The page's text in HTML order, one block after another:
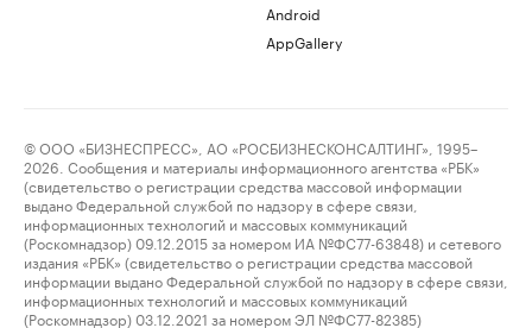
Android
AppGallery
© ООО «БИЗНЕСПРЕСС», АО «РОСБИЗНЕСКОНСАЛТИНГ», 1995–
2026. Сообщения и материалы информационного агентства «РБК»
(свидетельство о регистрации средства массовой информации
выдано Федеральной службой по надзору в сфере связи,
информационных технологий и массовых коммуникаций
(Роскомнадзор) 09.12.2015 за номером ИА №ФС77-63848) и сетевого
издания «РБК» (свидетельство о регистрации средства массовой
информации выдано Федеральной службой по надзору в сфере связи,
информационных технологий и массовых коммуникаций
(Роскомнадзор) 03.12.2021 за номером ЭЛ №ФС77-82385)